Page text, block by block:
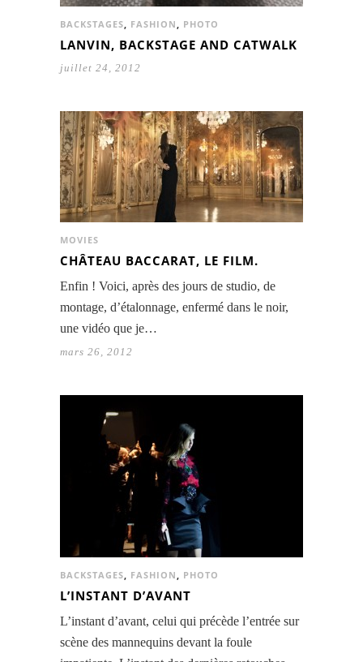
BACKSTAGES FASHION PHOTO
LANVIN, BACKSTAGE AND CATWALK
juillet 24, 2012
MOVIES
CHÂTEAU BACCARAT, LE FILM.
Enfin ! Voici, après des jours de studio, de
montage, d’étalonnage, enfermé dans le noir,
une vidéo que je…
mars 26, 2012
BACKSTAGES FASHION PHOTO
L’INSTANT D’AVANT
L’instant d’avant, celui qui précède l’entrée sur
scène des mannequins devant la foule